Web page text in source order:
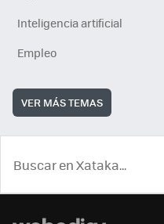
Inteligencia artificial
Empleo
VER MÁS TEMAS